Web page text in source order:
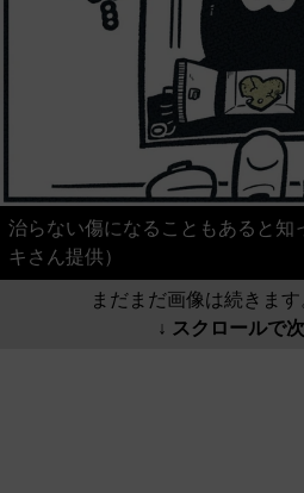
治らない傷になることもあると知
キさん提供）
まだまだ画像は続きます
↓ スクロールで